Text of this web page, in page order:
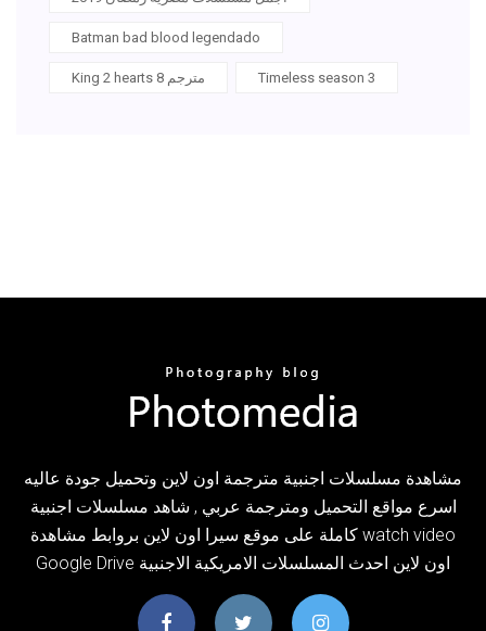
Batman bad blood legendado
King 2 hearts مترجم 8 Timeless season 3
مشاهدة مسلسلات اجنبية مترجمة اون لاين وتحميل جودة عاليه
اسرع مواقع التحميل ومترجمة عربي , شاهد مسلسلات اجنبية
كاملة على موقع سيرا اون لاين بروابط مشاهدة watch video
Google Drive اون لاين احدث المسلسلات الامريكية الاجنبية